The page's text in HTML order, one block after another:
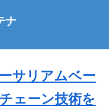
ナ
サリアムベー
ェーン技術を